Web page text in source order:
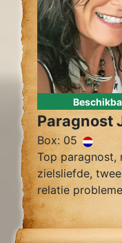
Paragnost
Box: 05
Top paragnost,
zielsliefde,
relatie
foto reading.